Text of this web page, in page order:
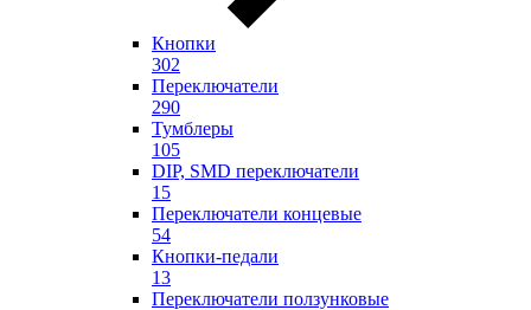
Кнопки
302
Переключатели
290
Тумблеры
105
DIP, SMD переключатели
15
Переключатели концевые
54
Кнопки-педали
13
Переключатели ползунковые